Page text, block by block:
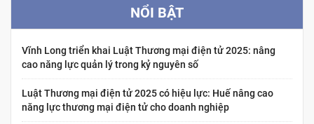
NỔI BẬT
Vĩnh Long triển khai Luật Thương mại điện tử 2025: nâng
cao năng lực quản lý trong kỷ nguyên số
Luật Thương mại điện tử 2025 có hiệu lực: Huế nâng cao
năng lực thương mại điện tử cho doanh nghiệp